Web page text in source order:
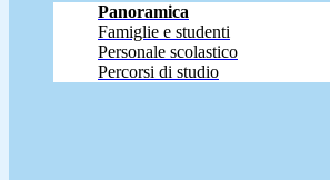
Panoramica
Famiglie e studenti
Personale scolastico
Percorsi di studio